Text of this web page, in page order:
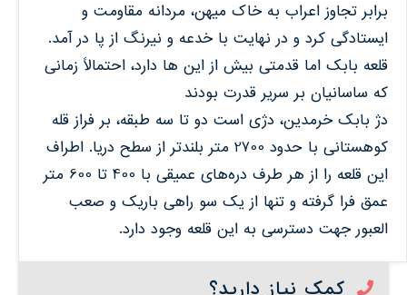
برابر تجاوز اعراب به خاک میهن، مردانه مقاومت و
ایستادگی کرد و در نهایت با خدعه و نیرنگ از پا در آمد.
قلعه بابک اما قدمتی بیش از این ها دارد، احتمالاً زمانی
که ساسانیان بر سریر قدرت بودند
دژ بابک خرمدین، دژی است دو تا سه طبقه، بر فراز قله
کوهستانی با حدود 2700 متر بلندتر از سطح دریا. اطراف
این قلعه را از هر طرف دره‌های عمیقی با 400 تا 600 متر
عمق فرا گرفته و تنها از یک سو راهی باریک و صعب
العبور جهت دسترسی به این قلعه وجود دارد.